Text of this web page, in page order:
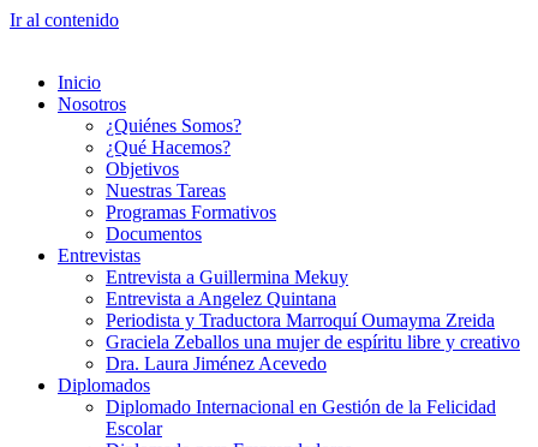
Ir al contenido
Inicio
Nosotros
¿Quiénes Somos?
¿Qué Hacemos?
Objetivos
Nuestras Tareas
Programas Formativos
Documentos
Entrevistas
Entrevista a Guillermina Mekuy
Entrevista a Angelez Quintana
Periodista y Traductora Marroquí Oumayma Zreida
Graciela Zeballos una mujer de espíritu libre y creativo
Dra. Laura Jiménez Acevedo
Diplomados
Diplomado Internacional en Gestión de la Felicidad
Escolar